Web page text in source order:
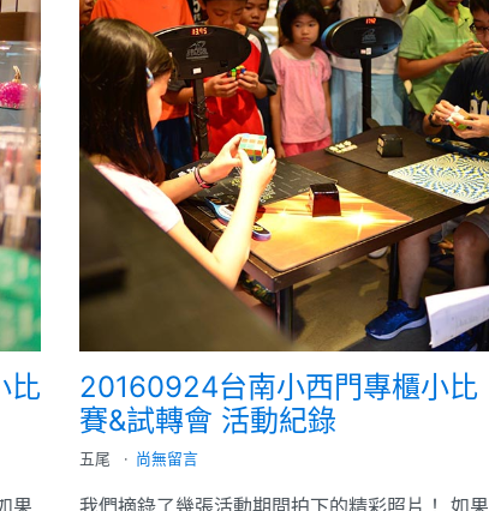
比
果
20160924台南小西門專櫃小比
賽&試轉會 活動紀錄
五尾 尚無留言
我們摘錄了幾張活動期間拍下的精彩照片！ 如果